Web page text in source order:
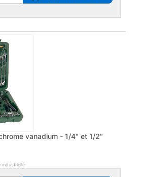
vanadium - 1/4" et 1/2"
industrielle